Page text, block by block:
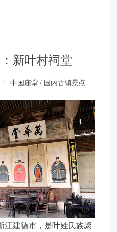
新叶村祠堂
中国庙堂 / 国内古镇景点
江建德市，是叶姓氏族聚